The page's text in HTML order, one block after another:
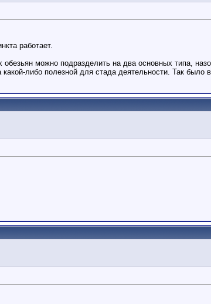
работает.
можно подразделить на два основных типа,
либо полезной для стада деятельности. Так было